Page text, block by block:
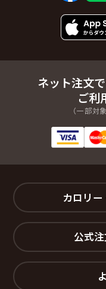
ネット注文
ご利
（一部対
カロリ
公式